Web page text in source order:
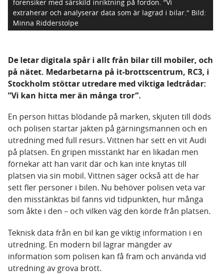
forensiker med särskild inriktning på fordon. "Vi
extraherar och analyserar data som är lagrad i bilar." Bild:
Minna Ridderstolpe
De letar digitala spår i allt från bilar till mobiler, och
på nätet. Medarbetarna på it-brottscentrum, RC3, i
Stockholm stöttar utredare med viktiga ledtrådar:
”Vi kan hitta mer än många tror”.
En person hittas blödande på marken, skjuten till döds
och polisen startar jakten på gärningsmannen och en
utredning med full resurs. Vittnen har sett en vit Audi
på platsen. En gripen misstänkt har en likadan men
förnekar att han varit där och kan inte knytas till
platsen via sin mobil. Vittnen säger också att de har
sett fler personer i bilen. Nu behöver polisen veta var
den misstänktas bil fanns vid tidpunkten, hur många
som åkte i den – och vilken väg den körde från platsen.
Teknisk data från en bil kan ge viktig information i en
utredning. En modern bil lagrar mängder av
information som polisen kan få fram och använda vid
utredning av grova brott.